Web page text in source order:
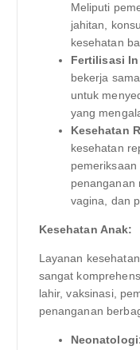
Meliputi
jahitan,
kesehatan
Fertilisasi
bekerja
untuk
yang
Kesehatan
kesehatan
penanganan
vagina, dan
Kesehatan Anak:
Layanan
sangat
lahir, vaksinasi,
penanganan